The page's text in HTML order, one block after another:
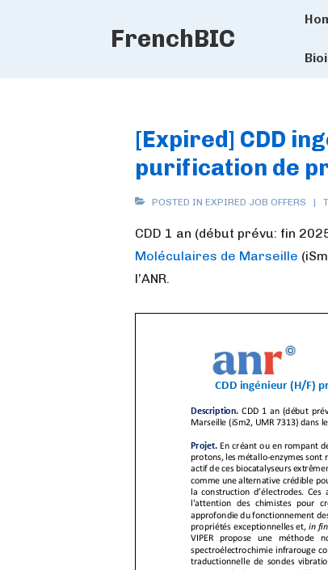
FrenchBIC
[Expired] CDD
purification de
POSTED IN EXPIRED JOB OFFERS
CDD 1 an (début prévu: fin
Moléculaires de Marseille
l’ANR.